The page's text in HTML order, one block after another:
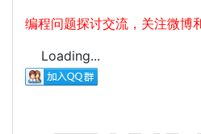
编程问题探讨交流，关注微博
Loading...